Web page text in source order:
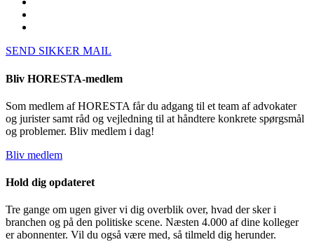
SEND SIKKER MAIL
Bliv HORESTA-medlem
Som medlem af HORESTA får du adgang til et team af advokater
og jurister samt råd og vejledning til at håndtere konkrete spørgsmål
og problemer. Bliv medlem i dag!
Bliv medlem
Hold dig opdateret
Tre gange om ugen giver vi dig overblik over, hvad der sker i
branchen og på den politiske scene. Næsten 4.000 af dine kolleger
er abonnenter. Vil du også være med, så tilmeld dig herunder.